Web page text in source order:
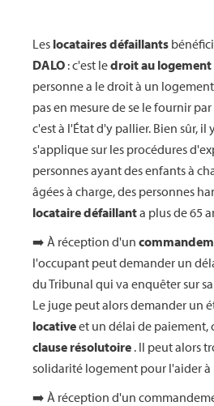
Les locataires défaillants
DALO : c'est ledroit au logement
personne a le droit à un
pas en mesure de se le fournir
c'est à l'État d'y pallier. Bien sûr, il
s'applique sur les procédures
personnes ayant des enfants à
âgées à charge, des personnes
locataire défaillanta plus de 65
➡️ À réception d'un
l'occupant peut demander un
du Tribunal qui va enquêter sur
Le juge peut alors demander un
locativeet un délai de paiement,
clause résolutoire . Il peut alors
solidarité logement pour l'aider à
➡️ À réception d'un